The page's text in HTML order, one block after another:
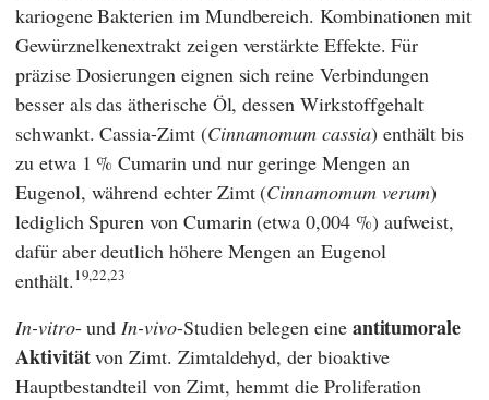
kariogene Bakterien im Mundbereich. Kombinationen mit
Gewürznelkenextrakt zeigen verstärkte Effekte. Für
präzise Dosierungen eignen sich reine Verbindungen
besser als das ätherische Öl, dessen Wirkstoffgehalt
schwankt. Cassia-Zimt (Cinnamomum cassia) enthält bis
zu etwa 1 % Cumarin und nur geringe Mengen an
Eugenol, während echter Zimt (Cinnamomum verum)
lediglich Spuren von Cumarin (etwa 0,004 %) aufweist,
dafür aber deutlich höhere Mengen an Eugenol
enthält.19,22,23
In-vitro- und In-vivo-Studien belegen eine antitumorale
Aktivitätvon Zimt. Zimtaldehyd, der bioaktive
Hauptbestandteil von Zimt, hemmt die Proliferation